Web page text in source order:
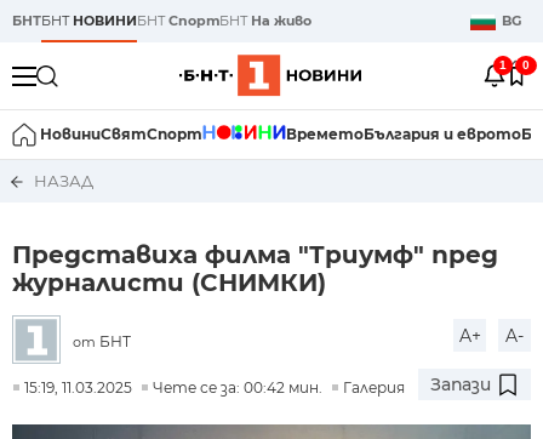
БНТБНТ НОВИНИБНТСпортБНТ На живо BG
1 0
НовиниСвятСпорт ВреметоБългария и еврото
НАЗАД
Представиха филма "Триумф" пред
журналисти (СНИМКИ)
от БНТ A+ A-
15:19, 11.03.2025 Чете се за: 00:42 мин. Галерия Запази